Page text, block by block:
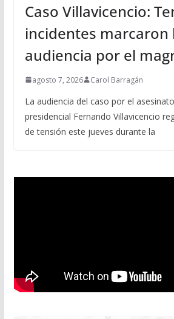
Caso Villavicencio:
incidentes marcaron
audiencia por el
agosto 7, 2026 Carol Barragán
La audiencia del caso por el
presidencial Fernando Villavicencio
de tensión este jueves durante la